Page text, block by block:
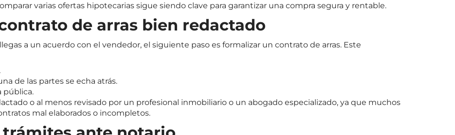
varias ofertas hipotecarias sigue siendo clave para garantizar una compra segura y rentable.
de arras bien redactado
a un acuerdo con el vendedor, el siguiente paso es formalizar un contrato de arras. Este
de las partes se echa atrás.
pública.
o al menos revisado por un profesional inmobiliario o un abogado especializado, ya que muchos
mal elaborados o incompletos.